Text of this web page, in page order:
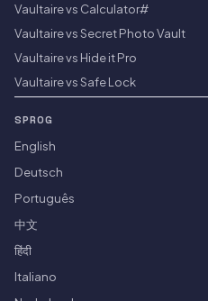
Vaultaire vs Calculator#
Vaultaire vs Secret Photo Vault
Vaultaire vs Hide it Pro
Vaultaire vs Safe Lock
SPROG
English
Deutsch
Português
中文
हिंदी
Italiano